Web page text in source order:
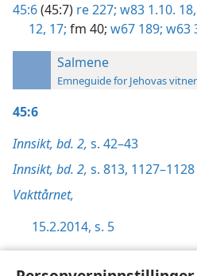
45:6(45:7) re 227; w83 1.10. 18,
12, 17; fm 40; w67 189; w63
Salmene
Emneguide for Jehovas
45:6
Innsikt, bd. 2, s. 42–43
Innsikt, bd. 2, s. 813, 1127–1128
Vakttårnet,
15.2.2014, s. 5